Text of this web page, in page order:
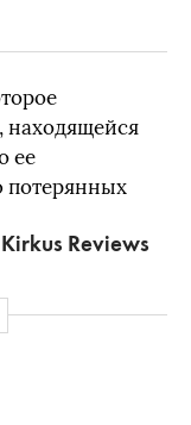
находящейся
ее
потерянных
Kirkus Reviews